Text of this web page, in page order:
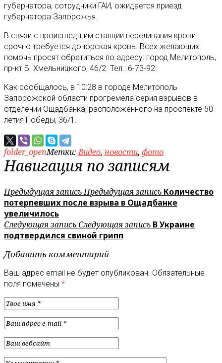
губернатора, сотрудники ГАИ, ожидается приезд
губернатора Запорожья.
В связи с происшедшим станции переливания крови
срочно требуется донорская кровь. Всех желающих
помочь просят обратиться по адресу: город Мелитополь,
пр-кт Б. Хмельницкого, 46/2. Тел.: 6-73-92.
Как сообщалось, в 10:28 в городе Мелитополь
Запорожской области прогремела серия взрывов в
отделении Ощадбанка, расположенного на проспекте 50-
летия Победы, 36/1.
folder_openМетки:Видео, новости, фото
Навигация по записям
Предыдущая записьПредыдущая запись Количество
потерпевших после взрыва в Ощадбанке
увеличилось
Следующая запись Следующая запись В Украине
подтвердился свиной грипп
Добавить комментарий
Ваш адрес email не будет опубликован. Обязательные
поля помечены *